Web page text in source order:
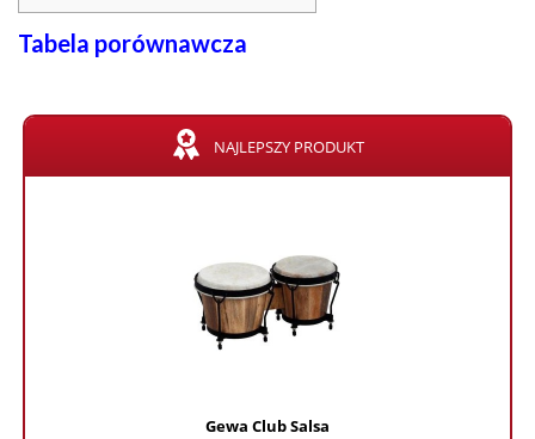
Tabela porównawcza
NAJLEPSZY PRODUKT
Gewa Club Salsa